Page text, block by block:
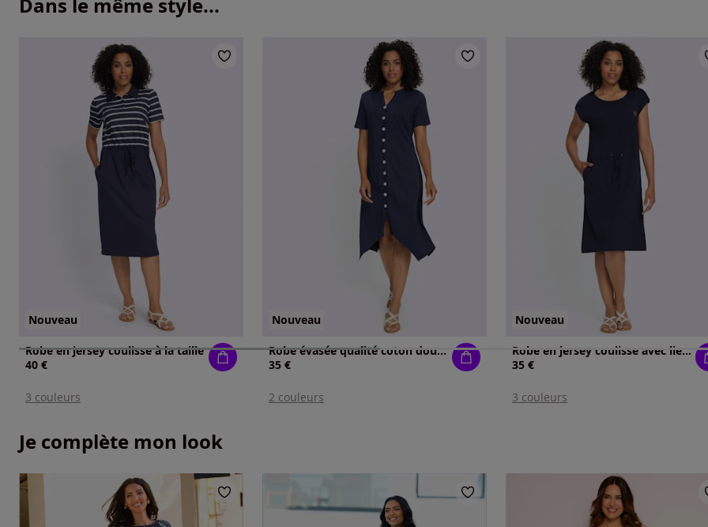
Dans le même style...
Nouveau
Robe en jersey coulisse à la taille
40 €
3 couleurs
Nouveau
Robe évasée qualité coton doux sur la peau
35 €
2 couleurs
Nouveau
Robe en jersey coulisse avec lien à nouer à la taille
35 €
3 couleurs
Je complète mon look